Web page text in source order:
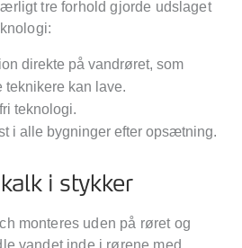
tre forhold gjorde udslaget
direkte på vandrøret, som
teknikere kan lave.
teknologi.
i alle bygninger efter opsætning.
i stykker
monteres uden på røret og